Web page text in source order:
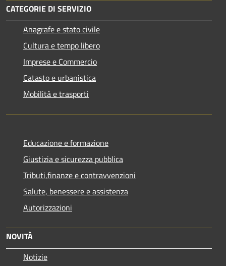
CATEGORIE DI SERVIZIO
Anagrafe e stato civile
Cultura e tempo libero
Imprese e Commercio
Catasto e urbanistica
Mobilità e trasporti
Educazione e formazione
Giustizia e sicurezza pubblica
Tributi,finanze e contravvenzioni
Salute, benessere e assistenza
Autorizzazioni
NOVITÀ
Notizie